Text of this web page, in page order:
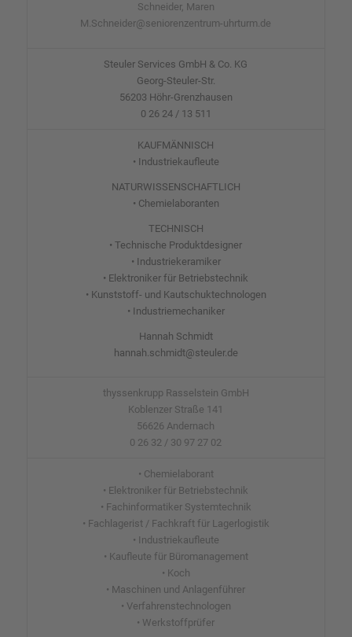
Schneider, Maren
M.Schneider@seniorenzentrum-uhrturm.de
Steuler Services GmbH & Co. KG
Georg-Steuler-Str.
56203 Höhr-Grenzhausen
0 26 24 / 13 511
KAUFMÄNNISCH
• Industriekaufleute
NATURWISSENSCHAFTLICH
• Chemielaboranten
TECHNISCH
• Technische Produktdesigner
• Industriekeramiker
• Elektroniker für Betriebstechnik
• Kunststoff- und Kautschuktechnologen
• Industriemechaniker
Hannah Schmidt
hannah.schmidt@steuler.de
thyssenkrupp Rasselstein GmbH
Koblenzer Straße 141
56626 Andernach
0 26 32 / 30 97 27 02
• Chemielaborant
• Elektroniker für Betriebstechnik
• Fachinformatiker Systemtechnik
• Fachlagerist / Fachkraft für Lagerlogistik
• Industriekaufleute
• Kaufleute für Büromanagement
• Koch
• Maschinen und Anlagenführer
• Verfahrenstechnologen
• Werkstoffprüfer